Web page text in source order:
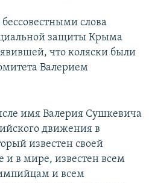
слова
защиты Крыма
что коляски были
Валерием
имя Валерия Сушкевича
движения в
известен своей
и в мире, известен всем
и всем